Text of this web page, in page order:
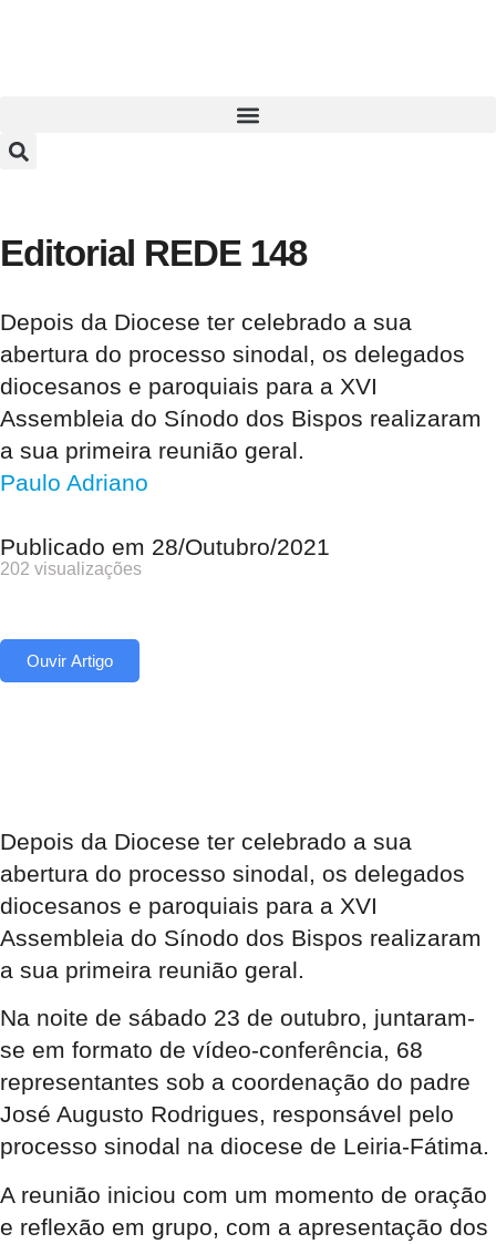
Editorial REDE 148
Depois da Diocese ter celebrado a sua
abertura do processo sinodal, os delegados
diocesanos e paroquiais para a XVI
Assembleia do Sínodo dos Bispos realizaram
a sua primeira reunião geral.
Paulo Adriano
Publicado em 28/Outubro/2021
202 visualizações
Ouvir Artigo
Depois da Diocese ter celebrado a sua
abertura do processo sinodal, os delegados
diocesanos e paroquiais para a XVI
Assembleia do Sínodo dos Bispos realizaram
a sua primeira reunião geral.
Na noite de sábado 23 de outubro, juntaram-
se em formato de vídeo-conferência, 68
representantes sob a coordenação do padre
José Augusto Rodrigues, responsável pelo
processo sinodal na diocese de Leiria-Fátima.
A reunião iniciou com um momento de oração
e reflexão em grupo, com a apresentação dos